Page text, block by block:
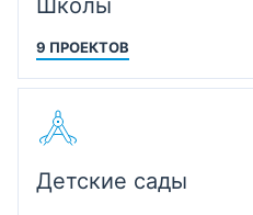
Школы
9 ПРОЕКТОВ
Детские сады